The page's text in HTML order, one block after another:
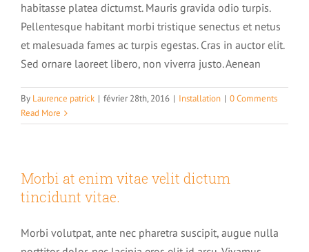
Formation Auto hypnose niveau 1 « initiation » dans l’Aude
Formation Auto-hypnose niveau 2 « perfectionnement » dans
Formation Auto hypnose niveau 1 et 2 dans l’Aude
Formation à l’hypnose urbaine (street hypnose)
Quels sont les atouts de l’auto hypnose ?
Comment lâcher prise
habitasse platea dictumst. Mauris gravida odio turpis.
Pellentesque habitant morbi tristique senectus et netus
et malesuada fames ac turpis egestas. Cras in auctor elit.
Sed ornare laoreet libero, non viverra justo. Aenean
By Laurence patrick | février 28th, 2016 | Installation | 0 Comments
Read More
Morbi at enim vitae velit dictum
tincidunt vitae.
Morbi volutpat, ante nec pharetra suscipit, augue nulla